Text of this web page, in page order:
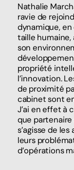
Nathalie
ravie de
dynamique,
taille
son
propriété
l’innovation.
de proximité
cabinet sont
J’ai en effet à
que partenaire
s’agisse de
leurs
d’opérations